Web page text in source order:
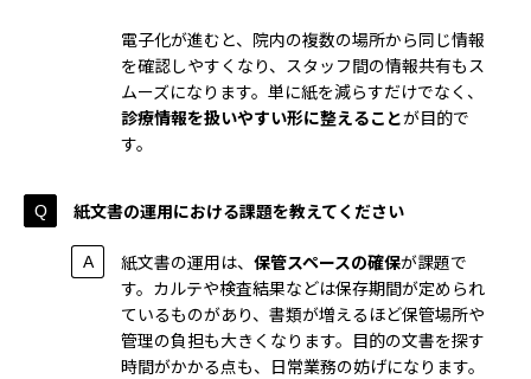
電子化が進むと、院内の複数の場所から同じ情報
を確認しやすくなり、スタッフ間の情報共有もス
ムーズになります。単に紙を減らすだけでなく、
診療情報を扱いやすい形に整えることが目的で
す。
紙文書の運用における課題を教えてください
紙文書の運用は、 保管スペースの確保が課題で
す。カルテや検査結果などは保存期間が定められ
ているものがあり、書類が増えるほど保管場所や
管理の負担も大きくなります。目的の文書を探す
時間がかかる点も、日常業務の妨げになります。